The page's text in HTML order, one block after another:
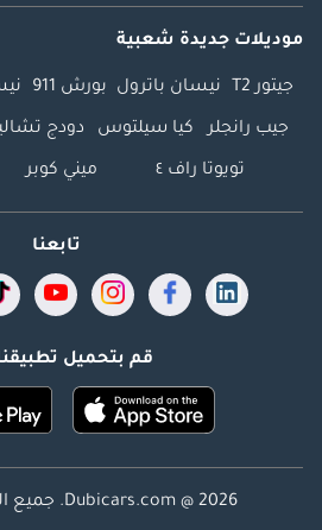
موديلات جديدة شعبية
جيتور T2 نيسان باترول بورش 911
جيب رانجلر كيا سيلتوس دودج
تويوتا راف ٤ ميني كوبر
تابعنا
قم بتحميل
Dubicars.com @ 2026. جميع الحقوق محفوظة.